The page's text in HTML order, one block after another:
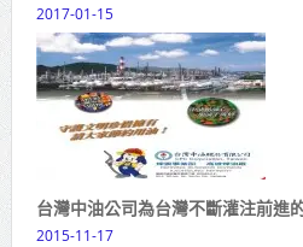
2017-01-15
台灣中油公司為台灣不斷灌注前進
2015-11-17